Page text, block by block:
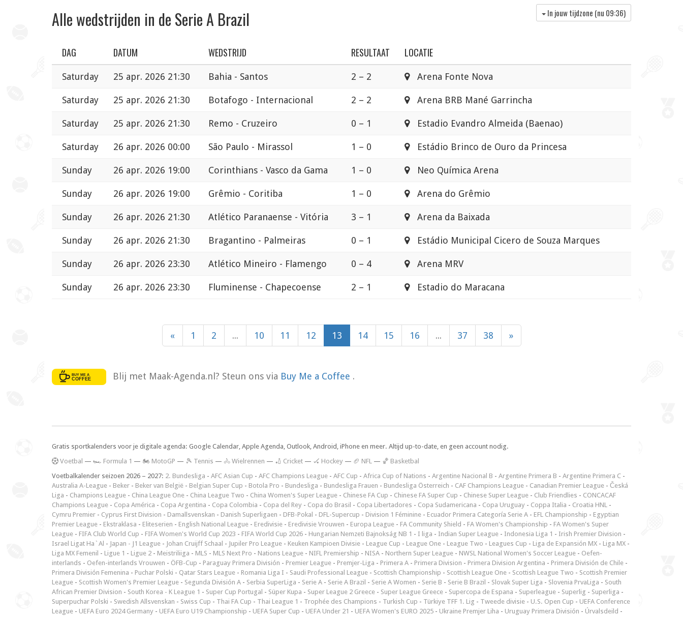
Alle wedstrijden in de Serie A Brazil In jouw tijdzone (nu 09:36)
DAG DATUM WEDSTRIJD RESULTAAT LOCATIE
Saturday 25 apr. 2026 21:30 Bahia - Santos 2 – 2 Arena Fonte Nova
Saturday 25 apr. 2026 21:30 Botafogo - Internacional 2 – 2 Arena BRB Mané Garrincha
Saturday 25 apr. 2026 21:30 Remo - Cruzeiro 0 – 1 Estadio Evandro Almeida (Baenao)
Saturday 26 apr. 2026 00:00 São Paulo - Mirassol 1 – 0 Estádio Brinco de Ouro da Princesa
Sunday 26 apr. 2026 19:00 Corinthians - Vasco da Gama 1 – 0 Neo Química Arena
Sunday 26 apr. 2026 19:00 Grêmio - Coritiba 1 – 0 Arena do Grêmio
Sunday 26 apr. 2026 21:30 Atlético Paranaense - Vitória 3 – 1 Arena da Baixada
Sunday 26 apr. 2026 21:30 Bragantino - Palmeiras 0 – 1 Estádio Municipal Cicero de Souza Marques
Sunday 26 apr. 2026 23:30 Atlético Mineiro - Flamengo 0 – 4 Arena MRV
Sunday 26 apr. 2026 23:30 Fluminense - Chapecoense 2 – 1 Estadio do Maracana
« 1 2 ... 10 11 12 13 14 15 16 ... 37 38 »
Blij met Maak-Agenda.nl? Steun ons via Buy Me a Coffee .
Gratis sportkalenders voor je digitale agenda: Google Calendar, Apple Agenda, Outlook, Android, iPhone en meer. Altijd up-to-date, en geen account nodig.
Voetbal — 🏎️ Formula 1 — 🏍 MotoGP — 🎾 Tennis — 🚴 Wielrennen — 🏏 Cricket — 🏑 Hockey — 🏈 NFL — 🏀 Basketbal
Voetbalkalender seizoen 2026 – 2027: 2. Bundesliga - AFC Asian Cup - AFC Champions League - AFC Cup - Africa Cup of Nations - Argentine Nacional B - Argentine Primera B - Argentine Primera C -
Australia A-League - Beker - Beker van België - Belgian Super Cup - Botola Pro - Bundesliga - Bundesliga Frauen - Bundesliga Österreich - CAF Champions League - Canadian Premier League - Česká
Liga - Champions League - China League One - China League Two - China Women's Super League - Chinese FA Cup - Chinese FA Super Cup - Chinese Super League - Club Friendlies - CONCACAF
Champions League - Copa América - Copa Argentina - Copa Colombia - Copa del Rey - Copa do Brasil - Copa Libertadores - Copa Sudamericana - Copa Uruguay - Coppa Italia - Croatia HNL -
Cymru Premier - Cyprus First Division - Damallsvenskan - Danish Superligaen - DFB-Pokal - DFL-Supercup - Division 1 Féminine - Ecuador Primera Categoría Serie A - EFL Championship - Egyptian
Premier League - Ekstraklasa - Eliteserien - English National League - Eredivisie - Eredivisie Vrouwen - Europa League - FA Community Shield - FA Women's Championship - FA Women's Super
League - FIFA Club World Cup - FIFA Women's World Cup 2023 - FIFA World Cup 2026 - Hungarian Nemzeti Bajnokság NB 1 - I liga - Indian Super League - Indonesia Liga 1 - Irish Premier Division -
Israel Ligat Ha`Al - Japan - J1 League - Johan Cruijff Schaal - Jupiler Pro League - Keuken Kampioen Divisie - League Cup - League One - League Two - Leagues Cup - Liga de Expansión MX - Liga MX -
Liga MX Femenil - Ligue 1 - Ligue 2 - Meistriliiga - MLS - MLS Next Pro - Nations League - NIFL Premiership - NISA - Northern Super League - NWSL National Women's Soccer League - Oefen-
interlands - Oefen-interlands Vrouwen - ÖFB-Cup - Paraguay Primera División - Premier League - Premjer-Liga - Primera A - Primera Division - Primera Division Argentina - Primera División de Chile -
Primera División Femenina - Puchar Polski - Qatar Stars League - Romania Liga I - Saudi Professional League - Scottish Championship - Scottish League One - Scottish League Two - Scottish Premier
League - Scottish Women's Premier League - Segunda División A - Serbia SuperLiga - Serie A - Serie A Brazil - Serie A Women - Serie B - Serie B Brazil - Slovak Super Liga - Slovenia PrvaLiga - South
African Premier Division - South Korea - K League 1 - Super Cup Portugal - Süper Kupa - Super League 2 Greece - Super League Greece - Supercopa de Espana - Superleague - Superlig - Superliga -
Superpuchar Polski - Swedish Allsvenskan - Swiss Cup - Thai FA Cup - Thai League 1 - Trophée des Champions - Turkish Cup - Türkiye TFF 1. Lig - Tweede divisie - U.S. Open Cup - UEFA Conference
League - UEFA Euro 2024 Germany - UEFA Euro U19 Championship - UEFA Super Cup - UEFA Under 21 - UEFA Women's EURO 2025 - Ukraine Premjer Liha - Uruguay Primera División - Úrvalsdeild -